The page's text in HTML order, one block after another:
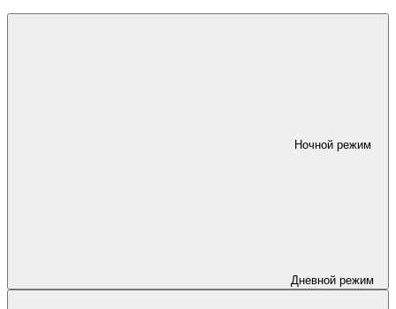
Ночной режим
Дневной режим